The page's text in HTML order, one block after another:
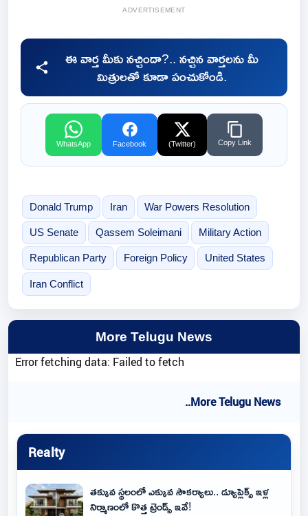
ADVERTISEMENT
ఈ వార్త మీకు నచ్చిందా?.. నచ్చిన వార్తలను మీ
మిత్రులతో కూడా పంచుకోండి.
WhatsApp Facebook (Twitter) Copy Link
Donald Trump Iran War Powers Resolution
US Senate Qassem Soleimani Military Action
Republican Party Foreign Policy United States
Iran Conflict
More Telugu News
Error fetching data: Failed to fetch
..More Telugu News
Realty
తక్కువ స్థలంలో ఎక్కువ సౌకర్యాలు.. డ్యూప్లెక్స్ ఇళ్ల
నిర్మాణంలో కొత్త ట్రెండ్స్ ఇవే!